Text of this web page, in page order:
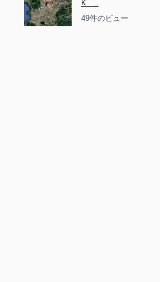
K　...
49件のビュー